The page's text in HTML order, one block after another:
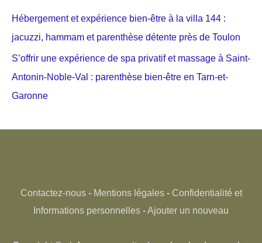
Hébergement et expérience bien-être à la villa 144 :
jacuzzi, hammam et parenthèse détente près de Toulon
S’offrir une expérience de spa privatif et massage à Saint-
Antonin-Noble-Val : parenthèse bien-être en Tarn-et-
Garonne
Contactez-nous- Mentions légales- Confidentialité et
Informations personnelles -Ajouter un nouveau